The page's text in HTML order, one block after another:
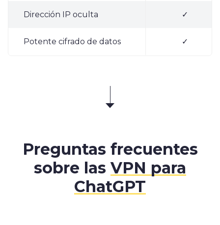
Dirección IP oculta ✓
Potente cifrado de datos ✓
Preguntas frecuentes
sobre las VPN para
ChatGPT